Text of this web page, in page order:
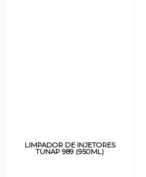
LIMPADOR DE INJETORES
TUNAP 989 (950ML)